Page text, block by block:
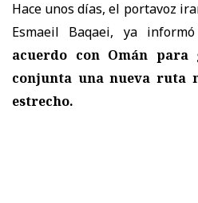
Hace unos días, el portavoz
Esmaeil Baqaei, ya
acuerdo con Omán para
conjunta una nueva ruta
estrecho.